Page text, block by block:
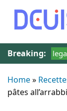
Breaking:
legale
Home»
pâtes